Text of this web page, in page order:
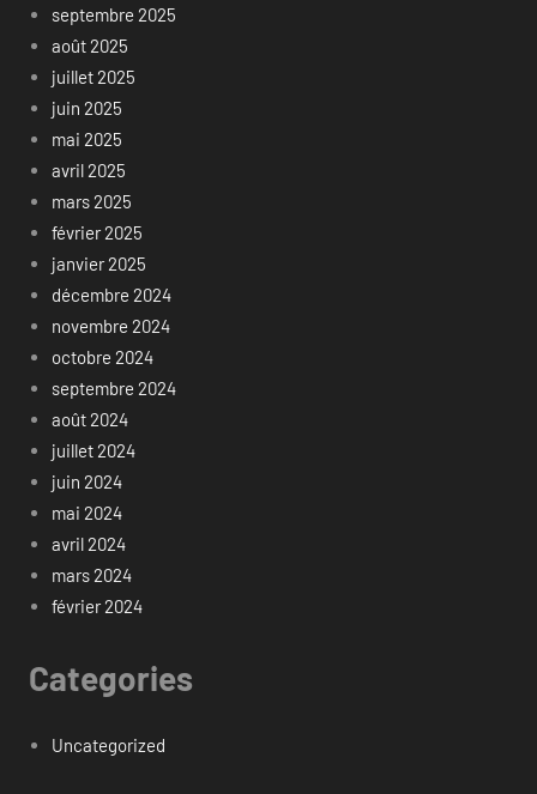
septembre 2025
août 2025
juillet 2025
juin 2025
mai 2025
avril 2025
mars 2025
février 2025
janvier 2025
décembre 2024
novembre 2024
octobre 2024
septembre 2024
août 2024
juillet 2024
juin 2024
mai 2024
avril 2024
mars 2024
février 2024
Categories
Uncategorized